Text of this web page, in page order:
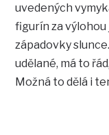
uvedených
figurín za
západovky
udělané, má to
Možná to dělá i